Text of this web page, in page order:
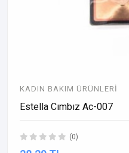
KADIN BAKIM ÜRÜNLERI
Estella Cımbız Ac-007
(0)